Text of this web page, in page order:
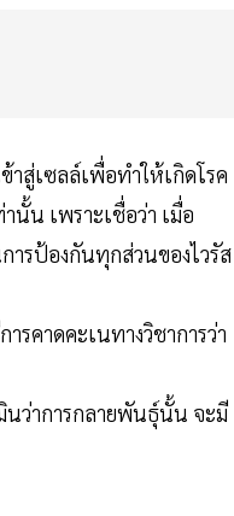
าสู่เซลล์เพื่อทำให้เกิดโรค
น เพราะเชื่อว่า เมื่อ
ารป้องกันทุกส่วนของไวรัส
รคาดคะเนทางวิชาการว่า
นว่าการกลายพันธุ์นั้น จะมี